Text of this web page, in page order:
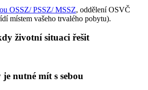
OSSZ/ PSSZ/ MSSZ, oddělení OSVČ
místem vašeho trvalého pobytu).
životní situaci řešit
nutné mít s sebou